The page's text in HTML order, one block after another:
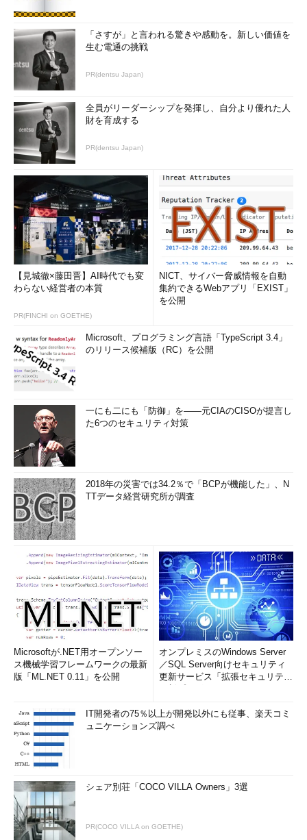
「さすが」と言われる驚きや感動を。新しい価値を
生む電通の挑戦
PR(dentsu Japan)
全員がリーダーシップを発揮し、自分より優れた人
財を育成する
PR(dentsu Japan)
【見城徹×藤田晋】AI時代でも変
わらない経営者の本質
PR(FINCHI on GOETHE)
NICT、サイバー脅威情報を自動
集約できるWebアプリ「EXIST」
を公開
Microsoft、プログラミング言語「TypeScript 3.4」
のリリース候補版（RC）を公開
一にも二にも「防御」を――元CIAのCISOが提言し
た6つのセキュリティ対策
2018年の災害では34.2％で「BCPが機能した」、N
TTデータ経営研究所が調査
Microsoftが.NET用オープンソー
ス機械学習フレームワークの最新
版「ML.NET 0.11」を公開
オンプレミスのWindows Server
／SQL Server向けセキュリティ
更新サービス「拡張セキュリティ
IT開発者の75％以上が開発以外にも従事、楽天コミ
ュニケーションズ調べ
シェア別荘「COCO VILLA Owners」3選
PR(COCO VILLA on GOETHE)